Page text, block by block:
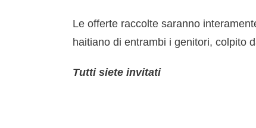
Le offerte raccolte saranno
haitiano di entrambi i genitori, colpito
Tutti siete invitati